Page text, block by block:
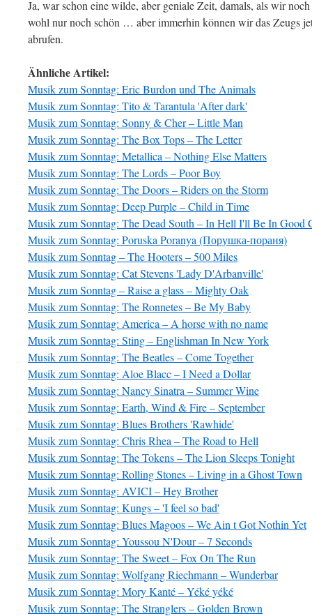
Ja, war schon eine wilde, aber geniale Zeit, damals, als wir
wohl nur noch schön … aber immerhin können wir das Zeugs
abrufen.
Ähnliche Artikel:
Musik zum Sonntag: Eric Burdon und The Animals
Musik zum Sonntag: Tito & Tarantula 'After dark'
Musik zum Sonntag: Sonny & Cher – Little Man
Musik zum Sonntag: The Box Tops – The Letter
Musik zum Sonntag: Metallica – Nothing Else Matters
Musik zum Sonntag: The Lords – Poor Boy
Musik zum Sonntag: The Doors – Riders on the Storm
Musik zum Sonntag: Deep Purple – Child in Time
Musik zum Sonntag: The Dead South – In Hell I'll Be In Good
Musik zum Sonntag: Poruska Poranya (Порушка-пораня)
Musik zum Sonntag – The Hooters – 500 Miles
Musik zum Sonntag: Cat Stevens 'Lady D'Arbanville'
Musik zum Sonntag – Raise a glass – Mighty Oak
Musik zum Sonntag: The Ronnetes – Be My Baby
Musik zum Sonntag: America – A horse with no name
Musik zum Sonntag: Sting – Englishman In New York
Musik zum Sonntag: The Beatles – Come Together
Musik zum Sonntag: Aloe Blacc – I Need a Dollar
Musik zum Sonntag: Nancy Sinatra – Summer Wine
Musik zum Sonntag: Earth, Wind & Fire – September
Musik zum Sonntag: Blues Brothers 'Rawhide'
Musik zum Sonntag: Chris Rhea – The Road to Hell
Musik zum Sonntag: The Tokens – The Lion Sleeps Tonight
Musik zum Sonntag: Rolling Stones – Living in a Ghost Town
Musik zum Sonntag: AVICI – Hey Brother
Musik zum Sonntag: Kungs – 'I feel so bad'
Musik zum Sonntag: Blues Magoos – We Ain t Got Nothin Yet
Musik zum Sonntag: Youssou N'Dour – 7 Seconds
Musik zum Sonntag: The Sweet – Fox On The Run
Musik zum Sonntag: Wolfgang Riechmann – Wunderbar
Musik zum Sonntag: Mory Kanté – Yéké yéké
Musik zum Sonntag: The Stranglers – Golden Brown